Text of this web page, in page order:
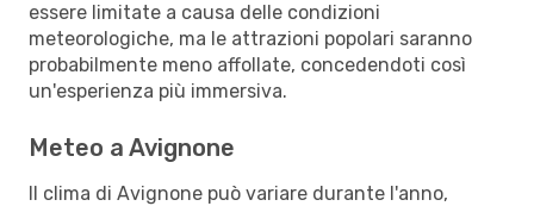
essere limitate a causa delle condizioni
meteorologiche, ma le attrazioni popolari saranno
probabilmente meno affollate, concedendoti così
un'esperienza più immersiva.
Meteo a Avignone
Il clima di Avignone può variare durante l'anno,